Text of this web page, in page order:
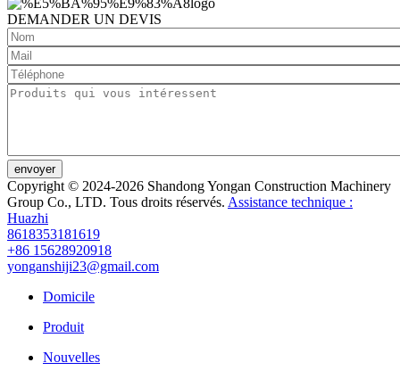
DEMANDER UN DEVIS
envoyer
Copyright © 2024-2026 Shandong Yongan Construction Machinery
Group Co., LTD. Tous droits réservés. Assistance technique :
Huazhi
8618353181619
+86 15628920918
yonganshiji23@gmail.com
Domicile
Produit
Nouvelles